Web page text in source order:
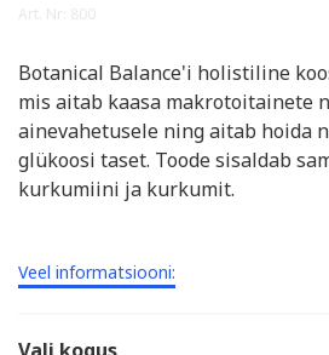
Botanical Balance'i holistiline
mis aitab kaasa makrotoitainete
ainevahetusele ning aitab hoida
glükoosi taset. Toode sisaldab
kurkumiini ja kurkumit.
Veel informatsiooni: